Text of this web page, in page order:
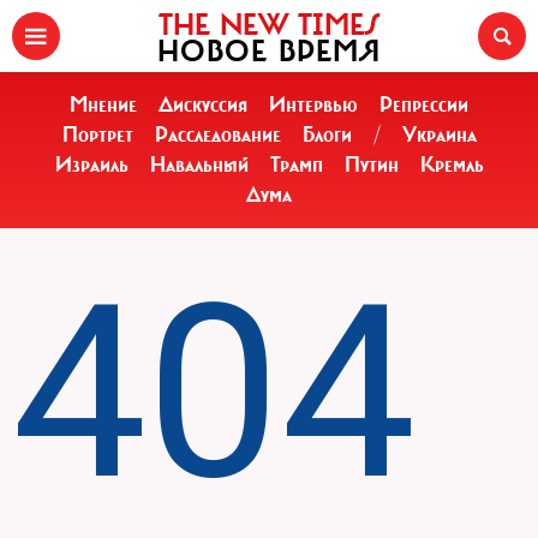
THE NEW TIMES
НОВОЕ ВРЕМЯ
Мнение Дискуссия Интервью
Репрессии
Портрет
Расследование Блоги /
Украина
Израиль
Навальный Трамп Путин
Кремль
Дума
404